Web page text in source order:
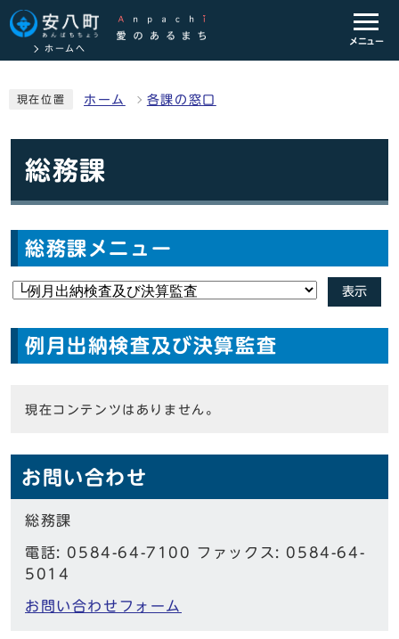
ホームへ
メニュー
現在位置 ホーム 各課の窓口
総務課
総務課メニュー
表示
例月出納検査及び決算監査
現在コンテンツはありません。
お問い合わせ
総務課
電話: 0584-64-7100 ファックス: 0584-64-
5014
お問い合わせフォーム